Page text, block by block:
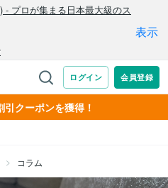
クーポンを獲得！
コラム